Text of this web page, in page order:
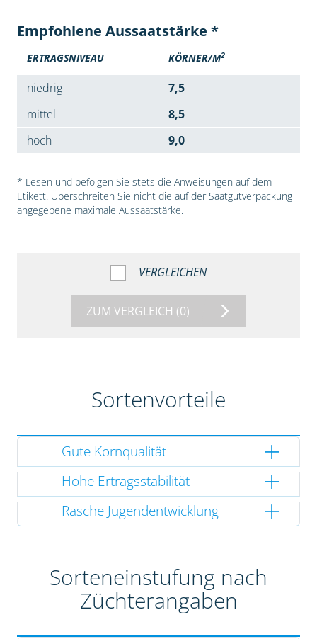
Empfohlene Aussaatstärke *
ERTRAGSNIVEAU KÖRNER/M2
niedrig
7,5
mittel
8,5
hoch
9,0
* Lesen und befolgen Sie stets die Anweisungen auf dem
Etikett. Überschreiten Sie nicht die auf der Saatgutverpackung
angegebene maximale Aussaatstärke.
VERGLEICHEN
ZUM VERGLEICH (0)
Sortenvorteile
Gute Kornqualität
Hohe Ertragsstabilität
Rasche Jugendentwicklung
Sorteneinstufung nach
Züchterangaben